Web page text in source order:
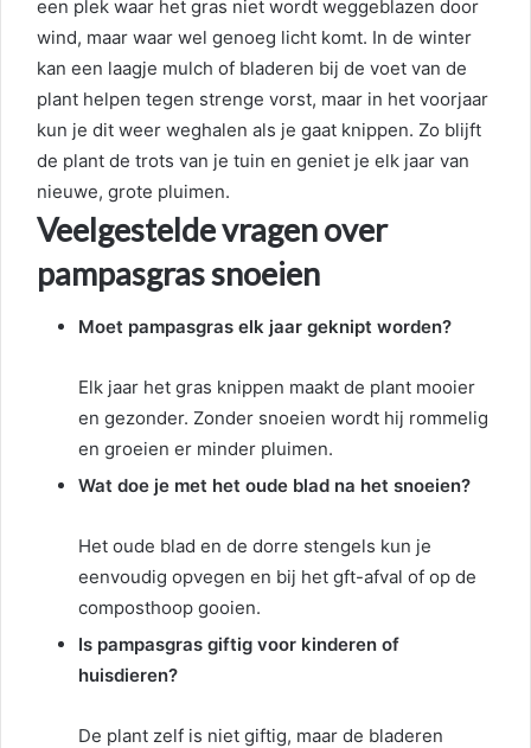
een plek waar het gras niet wordt weggeblazen door
wind, maar waar wel genoeg licht komt. In de winter
kan een laagje mulch of bladeren bij de voet van de
plant helpen tegen strenge vorst, maar in het voorjaar
kun je dit weer weghalen als je gaat knippen. Zo blijft
de plant de trots van je tuin en geniet je elk jaar van
nieuwe, grote pluimen.
Veelgestelde vragen over
pampasgras snoeien
Moet pampasgras elk jaar geknipt worden?
Elk jaar het gras knippen maakt de plant mooier
en gezonder. Zonder snoeien wordt hij rommelig
en groeien er minder pluimen.
Wat doe je met het oude blad na het snoeien?
Het oude blad en de dorre stengels kun je
eenvoudig opvegen en bij het gft-afval of op de
composthoop gooien.
Is pampasgras giftig voor kinderen of
huisdieren?
De plant zelf is niet giftig, maar de bladeren